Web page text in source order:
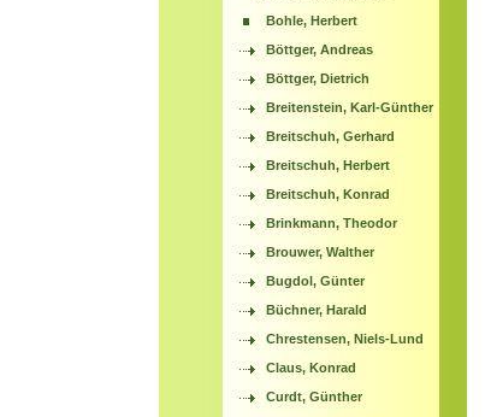
Bohle, Herbert
Böttger, Andreas
Böttger, Dietrich
Breitenstein, Karl-Günther
Breitschuh, Gerhard
Breitschuh, Herbert
Breitschuh, Konrad
Brinkmann, Theodor
Brouwer, Walther
Bugdol, Günter
Büchner, Harald
Chrestensen, Niels-Lund
Claus, Konrad
Curdt, Günther